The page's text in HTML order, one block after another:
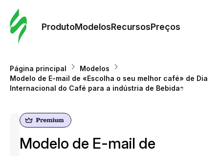
ProdutoModelosRecursosPreços
Página principal
Modelos
Modelo de E-mail de «Escolha o seu melhor café» de Dia
Internacional do Café para a indústria de Bebidas
Modelo de E-mail de